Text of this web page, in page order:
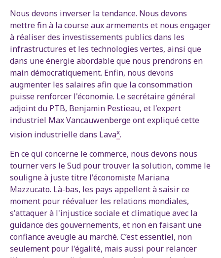
Nous devons inverser la tendance. Nous devons
mettre fin à la course aux armements et nous engager
à réaliser des investissements publics dans les
infrastructures et les technologies vertes, ainsi que
dans une énergie abordable que nous prendrons en
main démocratiquement. Enfin, nous devons
augmenter les salaires afin que la consommation
puisse renforcer l'économie. Le secrétaire général
adjoint du PTB, Benjamin Pestieau, et l'expert
industriel Max Vancauwenberge ont expliqué cette
vision industrielle dans Lavax.
En ce qui concerne le commerce, nous devons nous
tourner vers le Sud pour trouver la solution, comme le
souligne à juste titre l'économiste Mariana
Mazzucato. Là-bas, les pays appellent à saisir ce
moment pour réévaluer les relations mondiales,
s'attaquer à l'injustice sociale et climatique avec la
guidance des gouvernements, et non en faisant une
confiance aveugle au marché. C’est essentiel, non
seulement pour l'égalité, mais aussi pour relancer